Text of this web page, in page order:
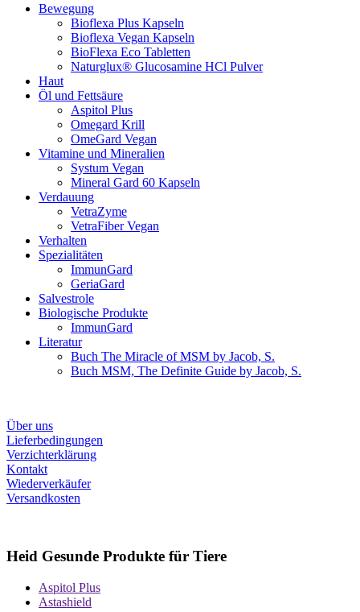
Bewegung
Bioflexa Plus Kapseln
Bioflexa Vegan Kapseln
BioFlexa Eco Tabletten
Naturglux® Glucosamine HCl Pulver
Haut
Öl und Fettsäure
Aspitol Plus
Omegard Krill
OmeGard Vegan
Vitamine und Mineralien
Systum Vegan
Mineral Gard 60 Kapseln
Verdauung
VetraZyme
VetraFiber Vegan
Verhalten
Spezialitäten
ImmunGard
GeriaGard
Salvestrole
Biologische Produkte
ImmunGard
Literatur
Buch The Miracle of MSM by Jacob, S.
Buch MSM, The Definite Guide by Jacob, S.
Über uns
Lieferbedingungen
Verzichterklärung
Kontakt
Wiederverkäufer
Versandkosten
Heid Gesunde Produkte für Tiere
Aspitol Plus
Astashield